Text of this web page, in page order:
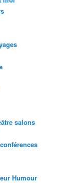
salons
Humour